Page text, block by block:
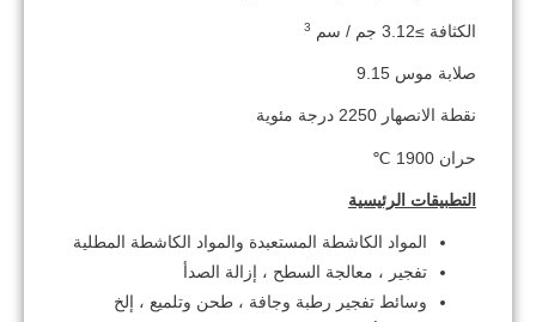
الكثافة ≥3.12 جم / سم 3
صلابة موس 9.15
نقطة الانصهار 2250 درجة مئوية
حران 1900 ℃
التطبيقات الرئيسية
المواد الكاشطة المستعبدة والمواد الكاشطة المطلية
تفجير ، معالجة السطح ، إزالة الصدأ
وسائط تفجير رطبة وجافة ، طحن وتلميع ، إلخ